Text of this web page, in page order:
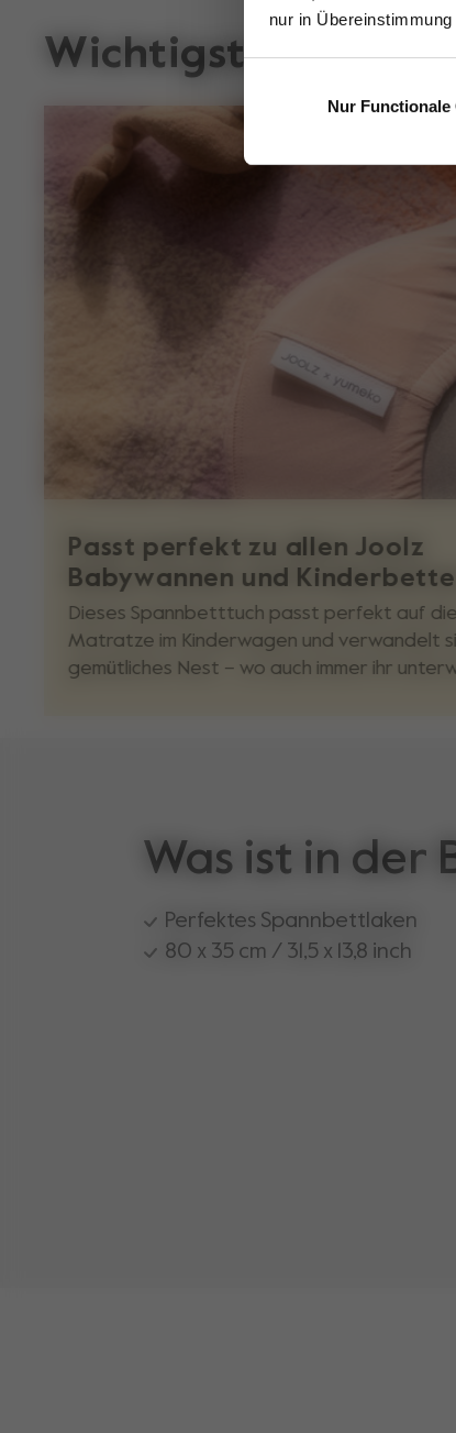
nur in
Nur Functionale
Wichtigste
Passt perfekt zu allen Joolz
Babywannen und
Dieses Spannbetttuch passt perfekt auf die
Matratze im Kinderwagen und verwandelt
gemütliches Nest – wo auch immer ihr
Was ist in der
Perfektes Spannbettlaken
80 x 35 cm / 31,5 x 13,8 inch